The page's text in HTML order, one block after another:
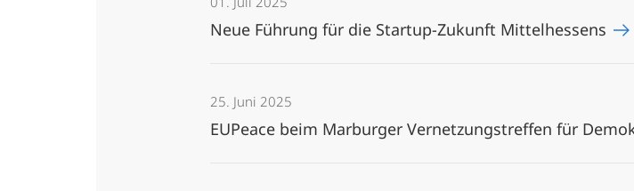
Neue Führung für die Startup-Zukunft Mittelhessens
25. Juni 2025
EUPeace beim Marburger Vernetzungstreffen für